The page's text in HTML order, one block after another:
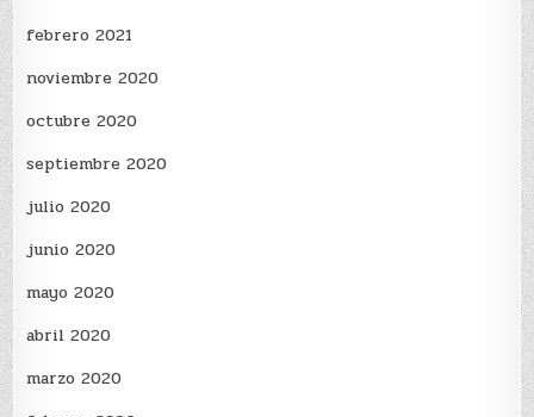
febrero 2021
noviembre 2020
octubre 2020
septiembre 2020
julio 2020
junio 2020
mayo 2020
abril 2020
marzo 2020